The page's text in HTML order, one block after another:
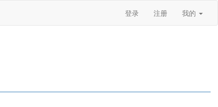
登录 注册 我的